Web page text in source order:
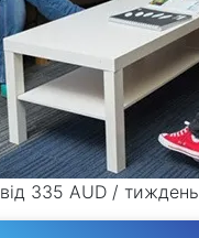
від 335 AUD / тиждень